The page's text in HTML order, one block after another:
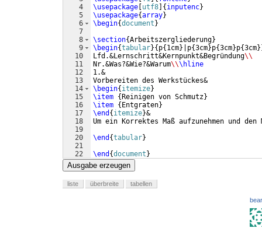
4
5
6
7
8
9
10
11
12
13
14
15
16
17
18
19
20
21
22
\usepackage utf8 { inputenc}
\usepackage{array}
\begin{document }
\section{Arbeitszergliederung}
\begin{tabular}{ p{ 1cm} |p{3cm}p{3cm}p{3cm
Lfd.&Lernschritt&Kernpunkt&Begründung\\
Nr.&Was?&Wie?&Warum\\\hline
1.&
Vorbereiten des Werkstückes&
\begin{ itemize}
\item { Reinigen von Schmutz}
\item { Entgraten}
\end { itemize}&
Um ein Korrektes Maß aufzunehmen und
\end {tabular}
\end {document }
Ausgabe erzeugen
liste überbreite tabellen